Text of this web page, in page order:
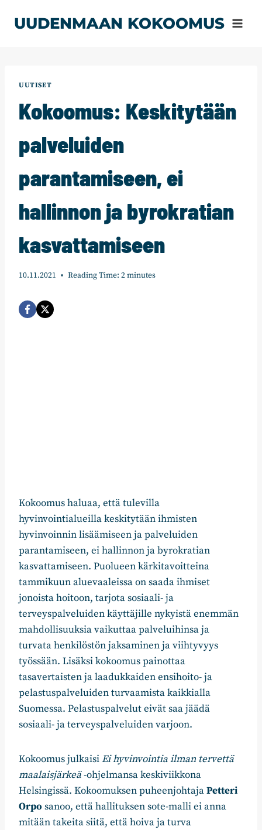
sisältöön
UUDENMAAN KOKOOMUS
UUTISET
Kokoomus: Keskitytään
palveluiden
parantamiseen, ei
hallinnon ja byrokratian
kasvattamiseen
10.11.2021 Reading Time: 2minutes
Kokoomus haluaa, että tulevilla
hyvinvointialueilla keskitytään ihmisten
hyvinvoinnin lisäämiseen ja palveluiden
parantamiseen, ei hallinnon ja byrokratian
kasvattamiseen. Puolueen kärkitavoitteina
tammikuun aluevaaleissa on saada ihmiset
jonoista hoitoon, tarjota sosiaali- ja
terveyspalveluiden käyttäjille nykyistä enemmän
mahdollisuuksia vaikuttaa palveluihinsa ja
turvata henkilöstön jaksaminen ja viihtyvyys
työssään. Lisäksi kokoomus painottaa
tasavertaisten ja laadukkaiden ensihoito- ja
pelastuspalveluiden turvaamista kaikkialla
Suomessa. Pelastuspalvelut eivät saa jäädä
sosiaali- ja terveyspalveluiden varjoon.
Kokoomus julkaisiEi hyvinvointia ilman tervettä
maalaisjärkeä-ohjelmansa keskiviikkona
Helsingissä. Kokoomuksen puheenjohtajaPetteri
Orpo sanoo, että hallituksen sote-malli ei anna
mitään takeita siitä, että hoiva ja turva